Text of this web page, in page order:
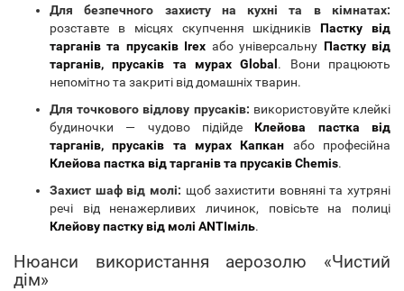
Для безпечного захисту на кухні та в кімнатах:
розставте в місцях скупчення шкідників Пастку від
тарганів та прусаків Irex або універсальну Пастку від
тарганів, прусаків та мурах Global . Вони працюють
непомітно та закриті від домашніх тварин.
Для точкового відлову прусаків: використовуйте клейкі
будиночки — чудово підійде Клейова пастка від
тарганів, прусаків та мурах Капкан або професійна
Клейова пастка від тарганів та прусаків Chemis.
Захист шаф від молі: щоб захистити вовняні та хутряні
речі від ненажерливих личинок, повісьте на полиці
Клейову пастку від молі ANTIміль.
Нюанси використання аерозолю «Чистий
дім»